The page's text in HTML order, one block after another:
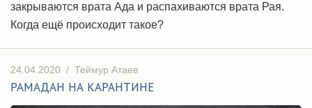
закрываются врата Ада и распахиваются врата Рая.
Когда ещё происходит такое?
24.04.2020 / Теймур Атаев
РАМАДАН НА КАРАНТИНЕ